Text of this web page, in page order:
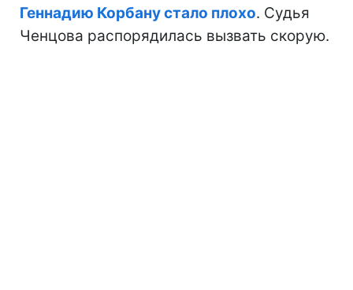
Геннадию Корбану стало плохо. Судья
Ченцова распорядилась вызвать скорую.